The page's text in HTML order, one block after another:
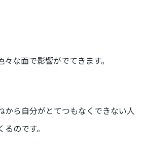
な面で影響がでてきます。
から自分がとてつもなくできない人
のです。